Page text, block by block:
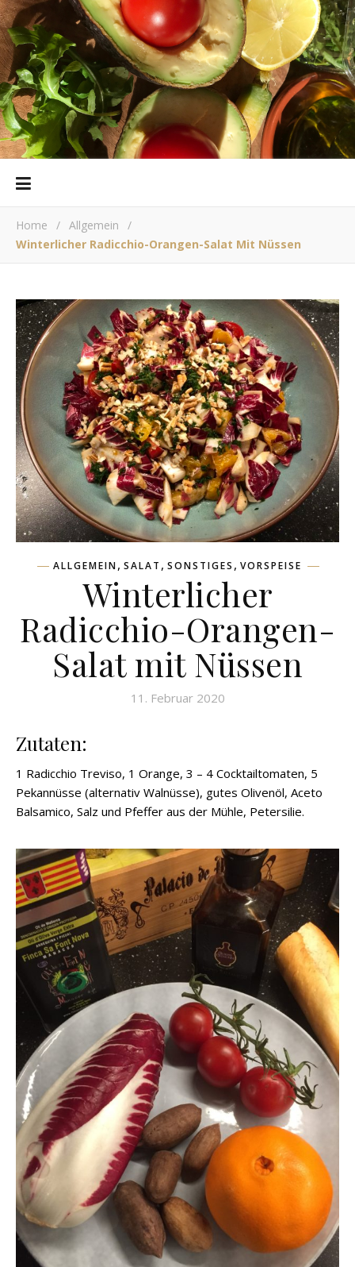
Home / Allgemein
/
Winterlicher Radicchio-Orangen-Salat Mit Nüssen
ALLGEMEIN, SALAT , SONSTIGES , VORSPEISE
Winterlicher
Radicchio-Orangen-
Salat mit Nüssen
11. Februar 2020
Zutaten:
1 Radicchio Treviso, 1 Orange, 3 – 4 Cocktailtomaten, 5
Pekannüsse (alternativ Walnüsse), gutes Olivenöl, Aceto
Balsamico, Salz und Pfeffer aus der Mühle, Petersilie.